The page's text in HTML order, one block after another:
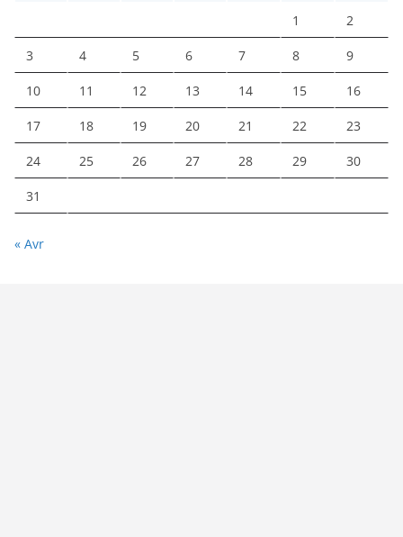
1 2
3 4 5 6 7 8 9
10 11 12 13 14 15 16
17 18 19 20 21 22 23
24 25 26 27 28 29 30
31
« Avr